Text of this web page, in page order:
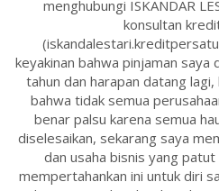
menghubungi ISKANDAR
konsultan
keyakinan bahwa pinjaman saya
tahun dan harapan datang
bahwa tidak semua
benar palsu karena semua
diselesaikan, sekarang saya
dan usaha bisnis yang
mempertahankan ini untuk diri